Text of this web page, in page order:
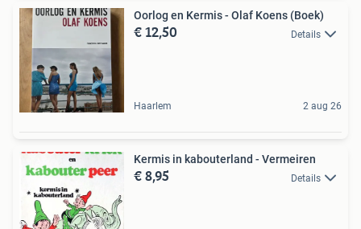
Oorlog en Kermis - Olaf Koens (Boek)
€ 12,50 Details
Haarlem 2 aug 26
Kermis in kabouterland - Vermeiren
€ 8,95 Details